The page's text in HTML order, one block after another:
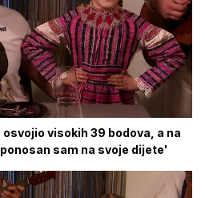
visokih 39 bodova, a na
sam na svoje dijete'